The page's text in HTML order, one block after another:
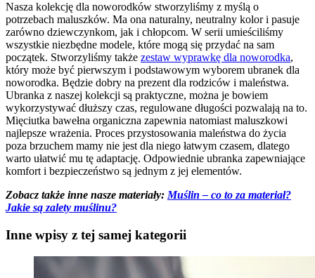
Nasza kolekcję dla noworodków stworzyliśmy z myślą o
potrzebach maluszków. Ma ona naturalny, neutralny kolor i pasuje
zarówno dziewczynkom, jak i chłopcom. W serii umieściliśmy
wszystkie niezbędne modele, które mogą się przydać na sam
początek. Stworzyliśmy także zestaw wyprawkę dla noworodka,
który może być pierwszym i podstawowym wyborem ubranek dla
noworodka. Będzie dobry na prezent dla rodziców i maleństwa.
Ubranka z naszej kolekcji są praktyczne, można je bowiem
wykorzystywać dłuższy czas, regulowane długości pozwalają na to.
Mięciutka bawełna organiczna zapewnia natomiast maluszkowi
najlepsze wrażenia. Proces przystosowania maleństwa do życia
poza brzuchem mamy nie jest dla niego łatwym czasem, dlatego
warto ułatwić mu tę adaptację. Odpowiednie ubranka zapewniające
komfort i bezpieczeństwo są jednym z jej elementów.
Zobacz także inne nasze materiały: Muślin – co to za materiał?
Jakie są zalety muślinu?
Inne wpisy z tej samej kategorii